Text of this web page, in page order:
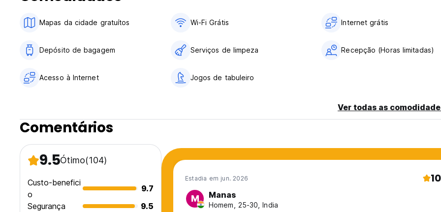
Mapas da cidade gratuítos Wi-Fi Grátis Internet grátis
Depósito de bagagem Serviços de limpeza Recepção (Horas limitadas)
Acesso à Internet Jogos de tabuleiro
Ver todas as
Comentários
9.5Ótimo(104)
Custo-benefici
o
9.7
Segurança
9.5
Estadia em jun. 2026 10
M Manas
Homem, 25-30, India